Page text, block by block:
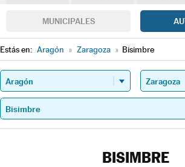
MUNICIPALES
Estás en: Aragón » Zaragoza » Bisimbre
BISIMBRE